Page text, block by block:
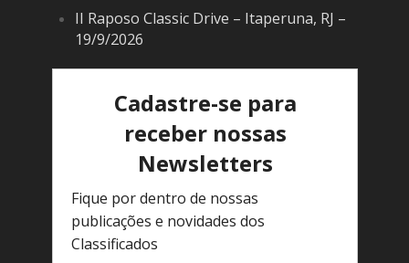
II Raposo Classic Drive – Itaperuna, RJ –
19/9/2026